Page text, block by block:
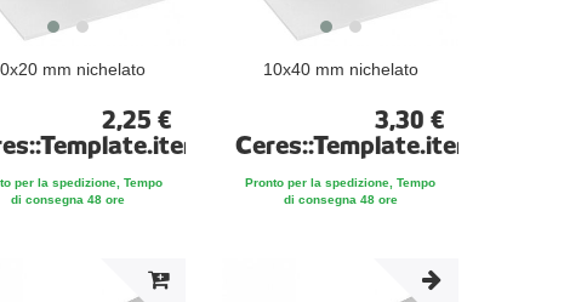
mm nichelato
2,25 €
per la spedizione, Tempo
di consegna 48 ore
10x40 mm nichelato
3,30 €
Pronto per la spedizione, Tempo
di consegna 48 ore